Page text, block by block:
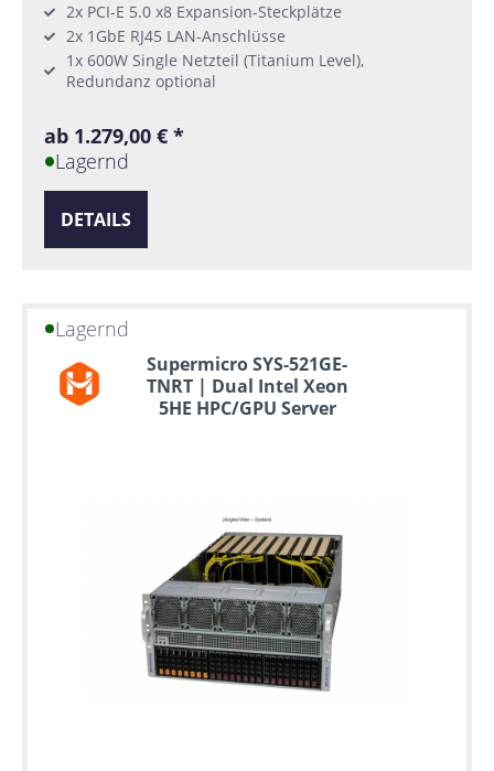
2x PCI-E 5.0 x8 Expansion-Steckplätze
2x 1GbE RJ45 LAN-Anschlüsse
1x 600W Single Netzteil (Titanium Level),
Redundanz optional
ab 1.279,00 € *
Lagernd
DETAILS
Lagernd
Supermicro SYS-521GE-
TNRT | Dual Intel Xeon
5HE HPC/GPU Server